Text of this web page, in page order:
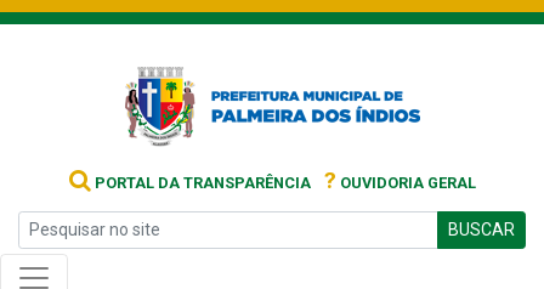
PORTAL DA TRANSPARÊNCIA ? OUVIDORIA GERAL
BUSCAR